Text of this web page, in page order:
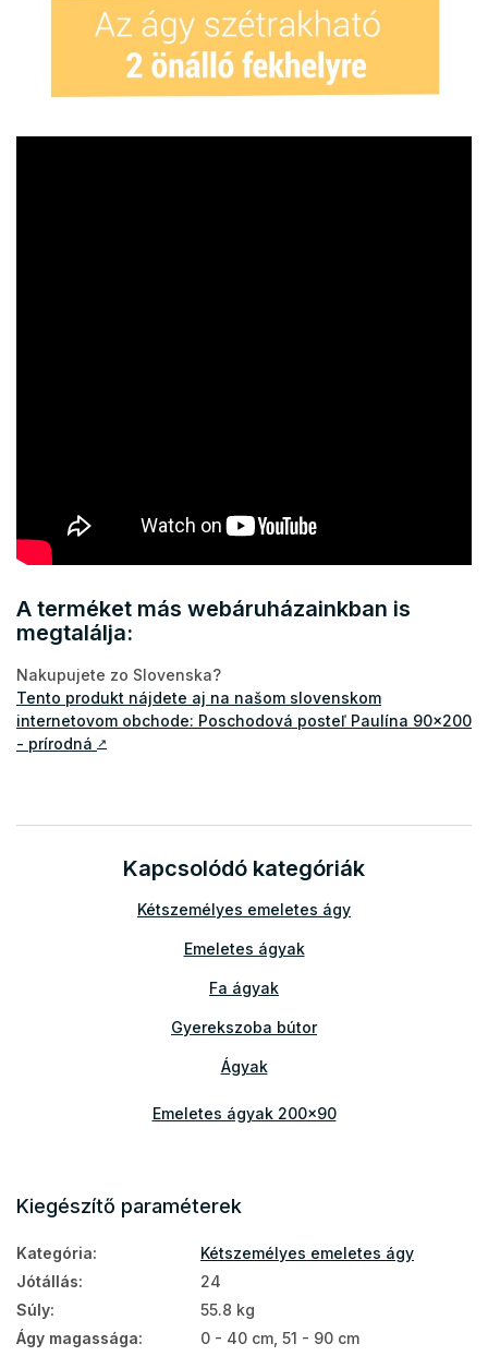
A terméket más webáruházainkban is
megtalálja:
Nakupujete zo Slovenska?
Tento produkt nájdete aj na našom slovenskom
internetovom obchode: Poschodová posteľ Paulína 90x200
- prírodná ↗
Kapcsolódó kategóriák
Kétszemélyes emeletes ágy
Emeletes ágyak
Fa ágyak
Gyerekszoba bútor
Ágyak
Emeletes ágyak 200x90
Kiegészítő paraméterek
Kategória:
Kétszemélyes emeletes ágy
Jótállás:
24
Súly:
55.8 kg
Ágy magassága:
0 - 40 cm, 51 - 90 cm